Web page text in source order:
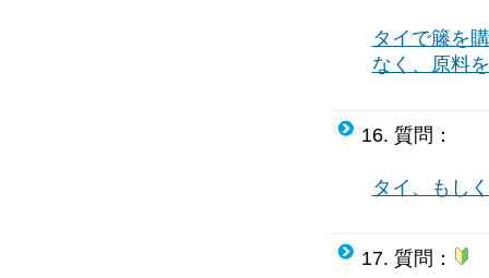
タイで籐を
なく、原料
16. 質問：
タイ、もし
17. 質問：